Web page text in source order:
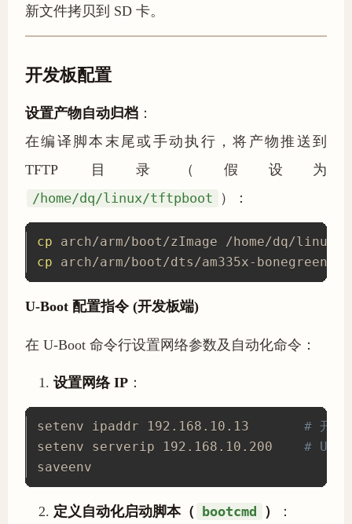
新文件拷贝到 SD 卡。
开发板配置
设置产物自动归档 ：
在编译脚本末尾或手动执行，将产物推送到
TFTP 目录（假设为
/home/dq/linux/tftpboot
）：
cp
cp arch/arm/boot/dts/am335x-
U-Boot 配置指令 (开发板端)
在 U-Boot 命令行设置网络参数及自动化命令：
设置网络 IP ：
setenv ipaddr 192.168.10.13 # 开发
setenv serverip 192.168.10.200 #
saveenv
定义自动化启动脚本（ bootcmd ） ：